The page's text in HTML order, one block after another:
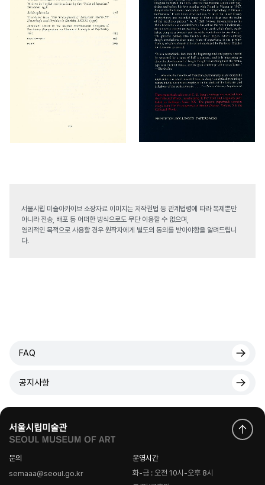
서울시립 미술아카이브 소장자료 이미지는 저작권법 등 관계법령에 따라 복제뿐만
아니라 전송, 배포 등 어떠한 방식으로도 무단 이용할 수 없으며,
영리적인 목적으로 사용할 경우 원작자에게 별도의 동의를 받아야함을 알려드립니
다.
FAQ
공지사항
문의
semaaa@seoul.go.kr
운영시간
화-금 : 오전 10시-오후 8시